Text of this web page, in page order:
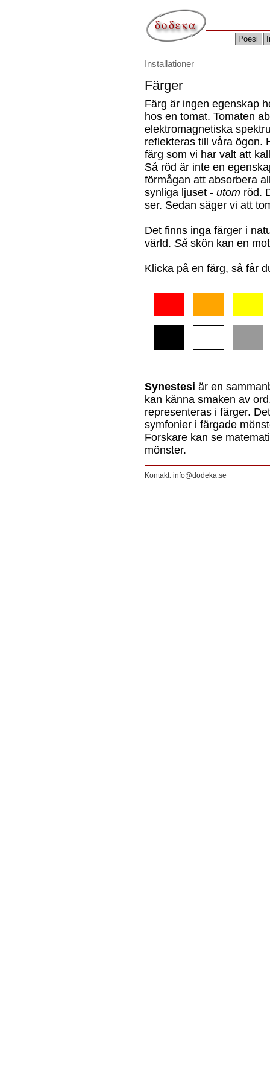
Poesi
Installationer
Färger
Färg är ingen egenskap
hos en tomat. Tomaten
elektromagnetiska
reflekteras till våra ögon.
färg som vi har valt att
Så röd är inte en
förmågan att absorbera
synliga ljuset - utom röd.
ser. Sedan säger vi att
Det finns inga färger i
värld. Så skön kan en
Klicka på en färg, så får
Synestesi är en
kan känna smaken av
representeras i färger.
symfonier i färgade
Forskare kan se
mönster.
Kontakt: info@dodeka.se